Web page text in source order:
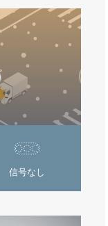
信号なし